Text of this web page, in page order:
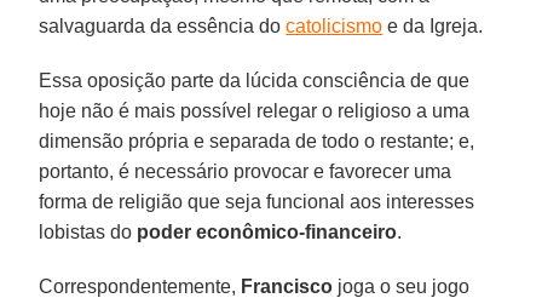
salvaguarda da essência do catolicismo e da Igreja.
Essa oposição parte da lúcida consciência de que
hoje não é mais possível relegar o religioso a uma
dimensão própria e separada de todo o restante; e,
portanto, é necessário provocar e favorecer uma
forma de religião que seja funcional aos interesses
lobistas do poder econômico-financeiro.
Correspondentemente, Francisco joga o seu jogo